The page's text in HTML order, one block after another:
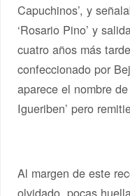
Capuchinos’, y
‘Rosario Pino’ y
cuatro años más
confeccionado por
aparece el nombre
Igueriben’ pero
Al margen de este
olvidado, pocas